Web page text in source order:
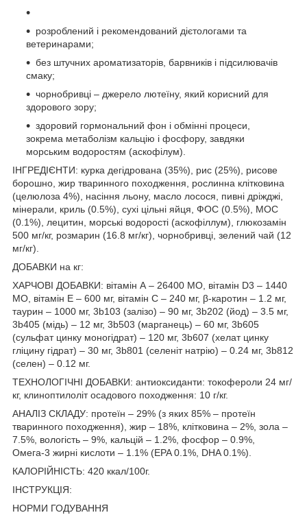
розроблений і рекомендований дієтологами та
ветеринарами;
без штучних ароматизаторів, барвників і підсилювачів
смаку;
чорнобривці – джерело лютеїну, який корисний для
здорового зору;
здоровий гормональний фон і обмінні процеси,
зокрема метаболізм кальцію і фосфору, завдяки
морським водоростям (аскофілум).
ІНГРЕДІЄНТИ: курка дегідрована (35%), рис (25%), рисове
борошно, жир тваринного походження, рослинна клітковина
(целюлоза 4%), насіння льону, масло лосося, пивні дріжджі,
мінерали, криль (0.5%), сухі цільні яйця, ФОС (0.5%), МОС
(0.1%), лецитин, морські водорості (аскофіллум), глюкозамін
500 мг/кг, розмарин (16.8 мг/кг), чорнобривці, зелений чай (12
мг/кг).
ДОБАВКИ на кг:
ХАРЧОВІ ДОБАВКИ: вітамін А – 26400 МО, вітамін D3 – 1440
МО, вітамін Е – 600 мг, вітамін С – 240 мг, β-каротин – 1.2 мг,
таурин – 1000 мг, 3b103 (залізо) – 90 мг, 3b202 (йод) – 3.5 мг,
3b405 (мідь) – 12 мг, 3b503 (марганець) – 60 мг, 3b605
(сульфат цинку моногідрат) – 120 мг, 3b607 (хелат цинку
гліцину гідрат) – 30 мг, 3b801 (селеніт натрію) – 0.24 мг, 3b812
(селен) – 0.12 мг.
ТЕХНОЛОГІЧНІ ДОБАВКИ: антиоксиданти: токофероли 24 мг/
кг, клиноптилоліт осадового походження: 10 г/кг.
АНАЛІЗ СКЛАДУ: протеїн – 29% (з яких 85% – протеїн
тваринного походження), жир – 18%, клітковина – 2%, зола –
7.5%, вологість – 9%, кальцій – 1.2%, фосфор – 0.9%,
Омега-3 жирні кислоти – 1.1% (EPA 0.1%, DHA 0.1%).
КАЛОРІЙНІСТЬ: 420 ккал/100г.
ІНСТРУКЦІЯ:
НОРМИ ГОДУВАННЯ